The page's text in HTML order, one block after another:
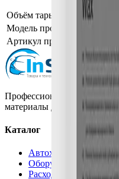
Объём тары, фасовка
Модель производителя
Артикул производителя
Профессиональная
материалы для детейлинга.
Каталог
Автохимия
Оборудование
Расходные материалы